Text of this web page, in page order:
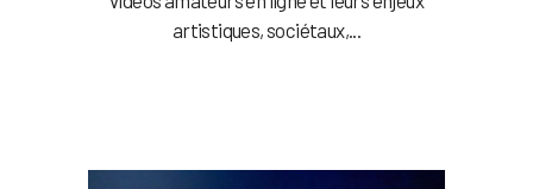
artistiques, sociétaux,...